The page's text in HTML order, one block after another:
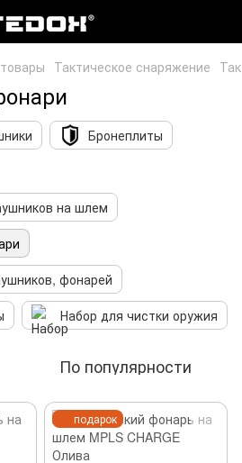
Тактическое снаряжение
Бронеплиты
на шлем
фонарей
Набор для чистки оружия
По популярности
подарок